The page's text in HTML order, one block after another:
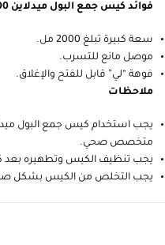
فوائد كيس جمع البول ميدلاين 2000 مل
سعة كبيرة تبلغ 2000 مل.
موصل مانع للتسرب.
فوهة “لي” قابل للفتح والإغلاق.
ملاحظات
متخصص صحي.
يجب تنظيف الكيس وتطهيره بعد
يجب التخلص من الكيس بشكل